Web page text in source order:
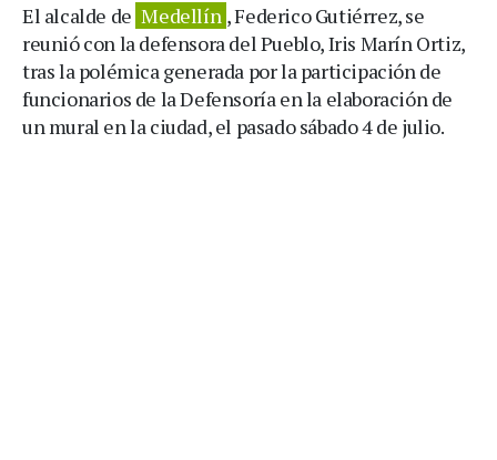
El alcalde de Medellín , Federico Gutiérrez, se
reunió con la defensora del Pueblo, Iris Marín Ortiz,
tras la polémica generada por la participación de
funcionarios de la Defensoría en la elaboración de
un mural en la ciudad, el pasado sábado 4 de julio.